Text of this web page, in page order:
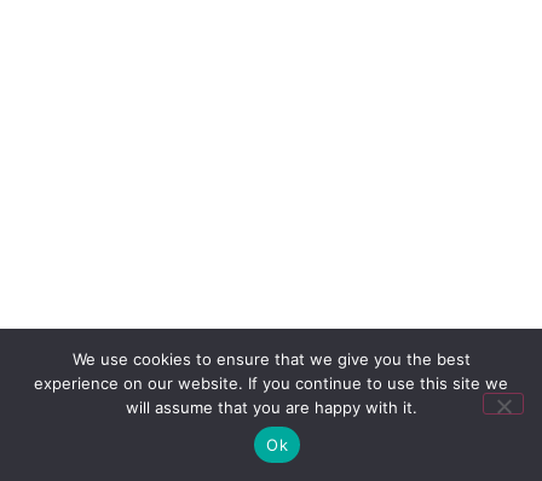
We use cookies to ensure that we give you the best
experience on our website. If you continue to use this site we
will assume that you are happy with it.
Ok